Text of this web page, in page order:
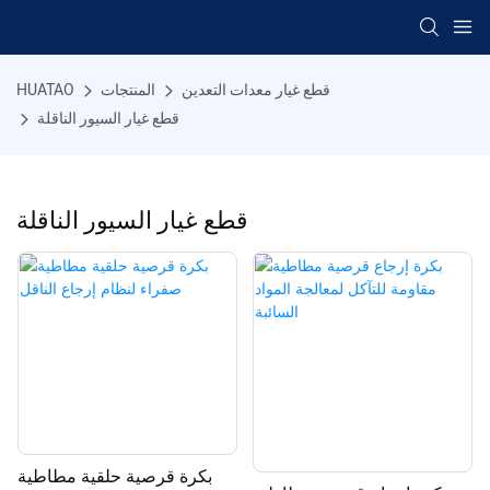
HUATAO المنتجات
قطع غيار معدات التعدين
قطع غيار السيور الناقلة
قطع غيار السيور الناقلة
بكرة قرصية حلقية مطاطية